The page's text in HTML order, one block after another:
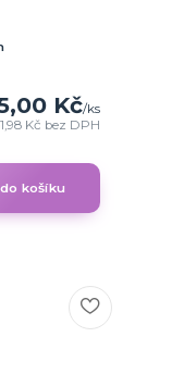
Kč/ks
Kč bez DPH
košíku